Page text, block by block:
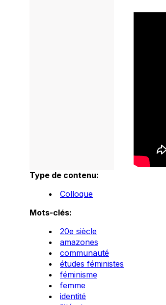
Type de contenu:
Colloque
Mots-clés:
20e siècle
amazones
communauté
études féministes
féminisme
femme
identité